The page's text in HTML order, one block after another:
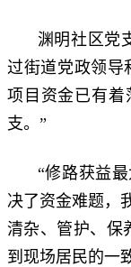
渊明社区党
过街道党政领导
项目资金已有着
支。”
“修路获益
决了资金难题，
清杂、管护、保
到现场居民的一